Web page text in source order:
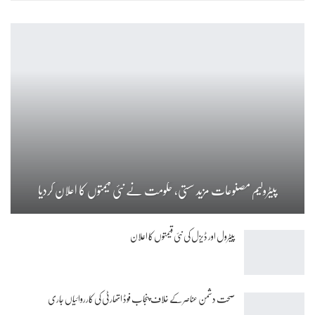
پیٹرولیم مصنوعات مزید سستی، حکومت نے نئی قیمتوں کا اعلان کردیا
پیٹرول اور ڈیزل کی نئی قیمتوں کا اعلان
صحت دشمن عناصر کے خلاف پنجاب فوڈ اتھارٹی کی کارروائیاں جاری